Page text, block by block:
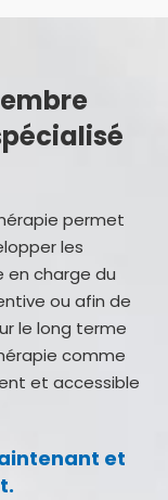
permet
les
en charge du
ou afin de
le long terme
comme
et accessible
et